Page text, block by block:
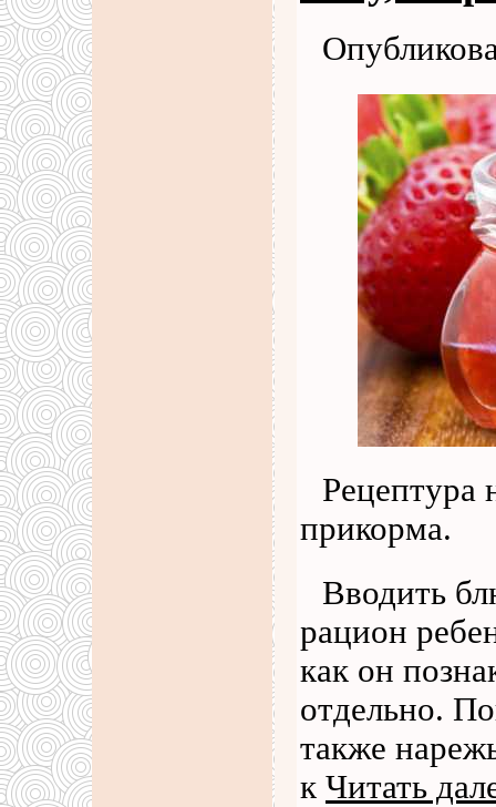
Рецептура
прикорма.
Вводить
рацион
как он
отдельно.
также
к Читать